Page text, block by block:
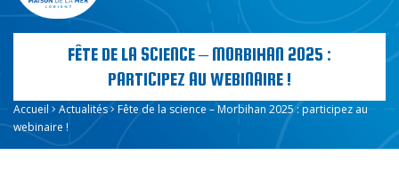
FÊTE DE LA SCIENCE – MORBIHAN 2025 :
PARTICIPEZ AU WEBINAIRE !
Accueil Actualités
Fête de la science – Morbihan 2025 : participez au
webinaire !